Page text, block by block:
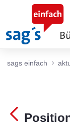
Skip to Main
sags einfach